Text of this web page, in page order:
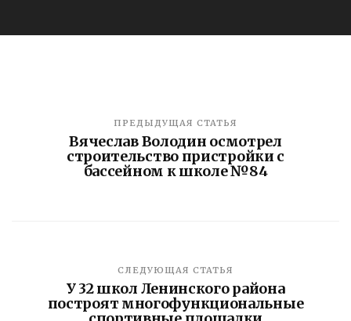
ПРЕДЫДУЩАЯ СТАТЬЯ
Вячеслав Володин осмотрел
строительство пристройки с
бассейном к школе №84
СЛЕДУЮЩАЯ СТАТЬЯ
У 32 школ Ленинского района
построят многофункциональные